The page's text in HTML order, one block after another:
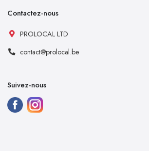
Contactez-nous
PROLOCAL LTD
contact@prolocal.be
Suivez-nous